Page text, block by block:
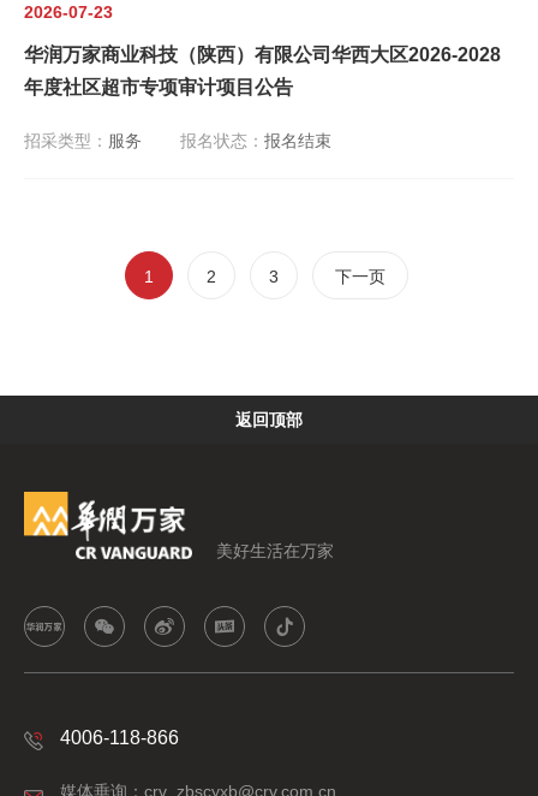
2026-07-23
华润万家商业科技（陕西）有限公司华西大区2026-2028
年度社区超市专项审计项目公告
招采类型： 服务 报名状态： 报名结束
1 2 3 下一页
返回顶部
美好生活在万家
4006-118-866
媒体垂询：crv_zbscyxb@crv.com.cn